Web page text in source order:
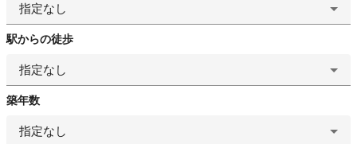
指定なし
駅からの徒歩
指定なし
築年数
指定なし